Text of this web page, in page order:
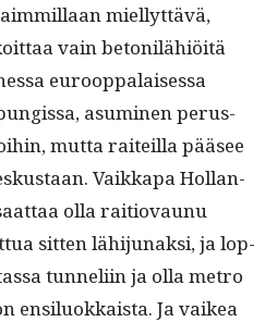
miel­lyt­tävä,
vain betonilähiöitä
euroop­palaises­sa
asum­i­nen perus­
mut­ta raiteil­la pääsee
Vaikka­pa Hol­lan­
olla raitio­vaunu
sit­ten lähi­ju­naksi, ja lop­
tun­neli­in ja olla metro
ensilu­okkaista. Ja vaikea